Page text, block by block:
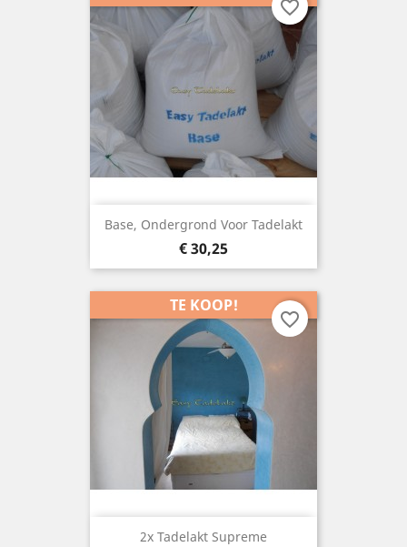
Base, Ondergrond Voor Tadelakt
Prijs
€ 30,25
favorite_border
2x Tadelakt Supreme
TE KOOP!
favorite_border